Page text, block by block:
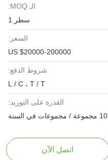
الـ MOQ:
سطر 1
السعر:
US $20000-200000
شروط الدفع:
L / C ، T / T
القدرة على التوريد:
10 مجموعة / مجموعات في السنة
اتصل الآن